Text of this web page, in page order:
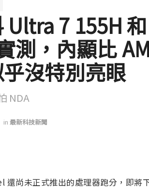
Ultra 7 155H
測，內顯比
沒特別亮眼
NDA
in 最新科技新聞
還尚未正式推出的處理器跑分，即將